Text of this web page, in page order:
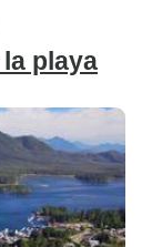
playa